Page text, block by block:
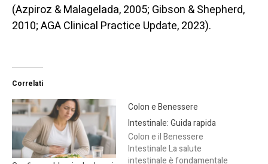
(Azpiroz & Malagelada, 2005; Gibson & Shepherd,
2010; AGA Clinical Practice Update, 2023).
Correlati
Colon e Benessere
Intestinale: Guida rapida
Colon e il Benessere
Intestinale La salute
intestinale è fondamentale